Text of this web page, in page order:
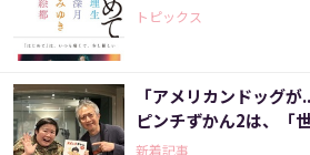
トピックス
「アメリカンドッグ
ピンチずかん2は、「
新着記事